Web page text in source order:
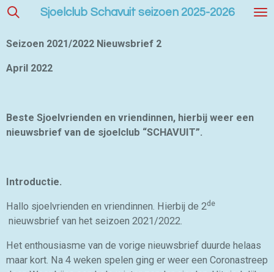
Ga
naar
hoofdinhoud
Sjoelclub Schavuit seizoen 2025-2026
Seizoen 2021/2022 Nieuwsbrief 2
April 2022
Beste Sjoelvrienden en vriendinnen, hierbij weer een
nieuwsbrief van de sjoelclub “SCHAVUIT”.
Introductie.
Hallo sjoelvrienden en vriendinnen. Hierbij de 2de
nieuwsbrief van het seizoen 2021/2022.
Het enthousiasme van de vorige nieuwsbrief duurde helaas
maar kort. Na 4 weken spelen ging er weer een Coronastreep